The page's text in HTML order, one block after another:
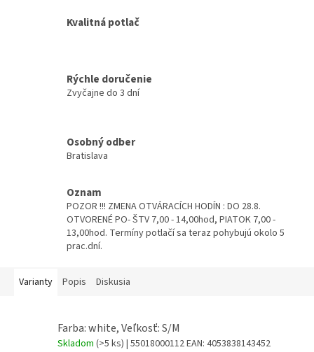
Kvalitná potlač
Rýchle doručenie
Zvyčajne do 3 dní
Osobný odber
Bratislava
Oznam
POZOR !!! ZMENA OTVÁRACÍCH HODÍN : DO 28.8.
OTVORENÉ PO- ŠTV 7,00 - 14,00hod, PIATOK 7,00 -
13,00hod. Termíny potlačí sa teraz pohybujú okolo 5
prac.dní.
Varianty Popis Diskusia
Farba: white, Veľkosť: S/M
Skladom (>5 ks) | 55018000112EAN: 4053838143452